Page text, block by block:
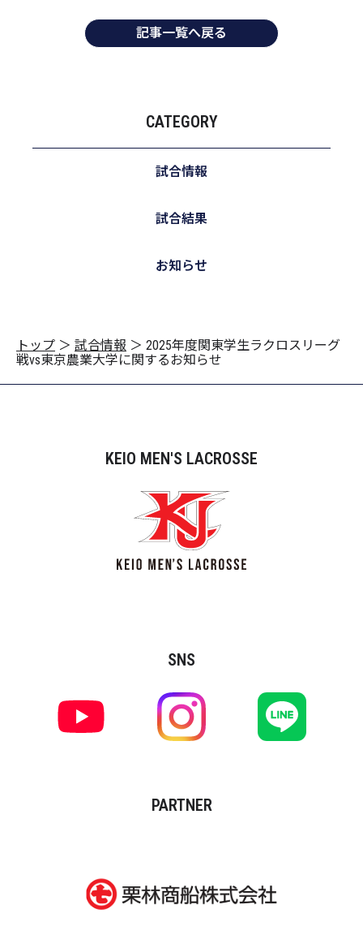
CATEGORY
試合情報
試合結果
お知らせ
記事一覧へ戻る
トップ ＞ 試合情報 ＞ 2025年度関東学生ラクロスリーグ
戦vs東京農業大学に関するお知らせ
KEIO MEN'S LACROSSE
SNS
PARTNER